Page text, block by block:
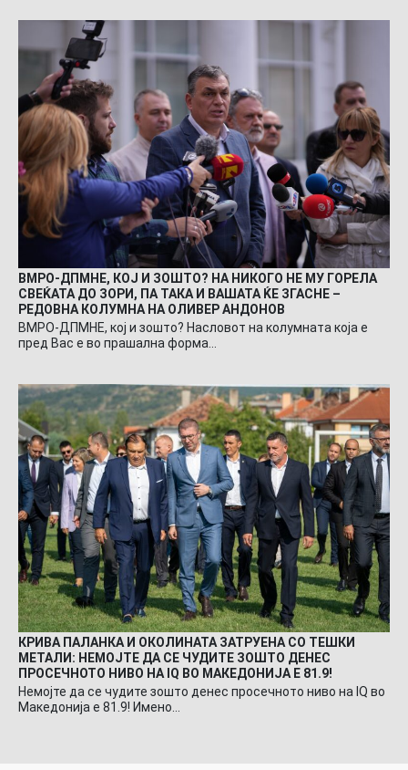
ВМРО-ДПМНЕ, КОЈ И ЗОШТО? НА НИКОГО НЕ МУ ГОРЕЛА
СВЕЌАТА ДО ЗОРИ, ПА ТАКА И ВАШАТА ЌЕ ЗГАСНЕ –
РЕДОВНА КОЛУМНА НА ОЛИВЕР АНДОНОВ
ВМРО-ДПМНЕ, кој и зошто? Насловот на колумната која е
пред Вас е во прашална форма…
КРИВА ПАЛАНКА И ОКОЛИНАТА ЗАТРУЕНА СО ТЕШКИ
МЕТАЛИ: НЕМОЈТЕ ДА СЕ ЧУДИТЕ ЗОШТО ДЕНЕС
ПРОСЕЧНОТО НИВО НА IQ ВО МАКЕДОНИЈА Е 81.9!
Немојте да се чудите зошто денес просечното ниво на IQ во
Македонија е 81.9! Имено…